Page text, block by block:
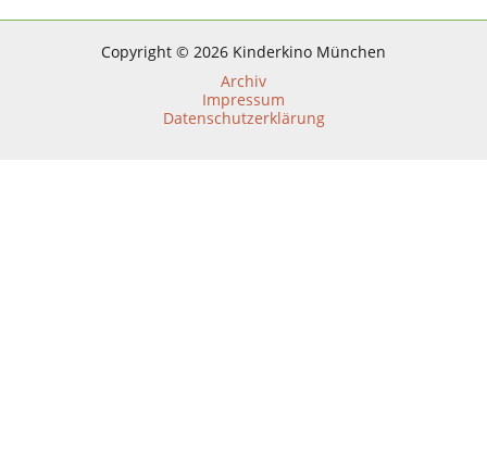
Copyright © 2026 Kinderkino München
Archiv
Impressum
Datenschutzerklärung